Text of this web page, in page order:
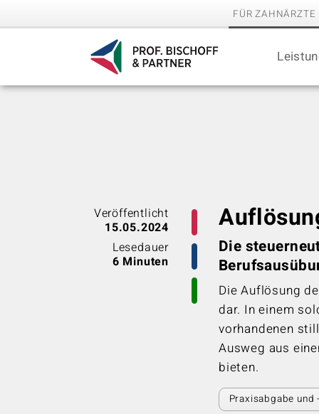
FÜR ZAHNÄRZTE
Veröffentlicht
15.05.2024
Lesedauer
6 Minuten
Die
Die Auflösung
dar. In einem
vorhandenen
Ausweg aus
bieten.
Praxisabgabe und